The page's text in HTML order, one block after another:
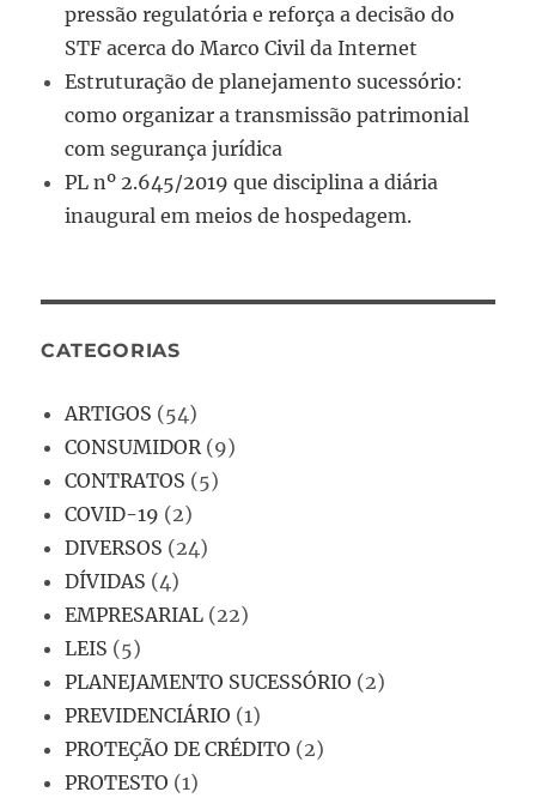
pressão regulatória e reforça a decisão do
STF acerca do Marco Civil da Internet
Estruturação de planejamento sucessório:
como organizar a transmissão patrimonial
com segurança jurídica
PL nº 2.645/2019 que disciplina a diária
inaugural em meios de hospedagem.
CATEGORIAS
ARTIGOS (54)
CONSUMIDOR (9)
CONTRATOS (5)
COVID-19 (2)
DIVERSOS (24)
DÍVIDAS (4)
EMPRESARIAL (22)
LEIS (5)
PLANEJAMENTO SUCESSÓRIO (2)
PREVIDENCIÁRIO (1)
PROTEÇÃO DE CRÉDITO (2)
PROTESTO (1)